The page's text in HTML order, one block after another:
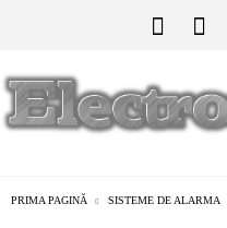
PRIMA PAGINĂ SISTEME DE ALARMA